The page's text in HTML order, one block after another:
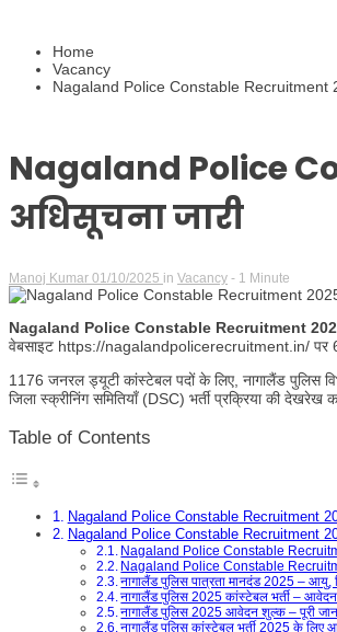
Home
Vacancy
Nagaland Police Constable Recruitment
Nagaland Police
अधिसूचना जारी
Manoj Kumar 01/10/2025 in Vacancy - 1 Minute
Nagaland Police Constable Recruitment
वेबसाइट https://nagalandpolicerecruitment.in/ पर
1176 जनरल ड्यूटी कांस्टेबल पदों के लिए, नागालैंड पुलिस
जिला स्क्रीनिंग समितियाँ (DSC) भर्ती प्रक्रिया की
Table of Contents
Nagaland Police Constable Recruitment
Nagaland Police Constable Recruitment
Nagaland Police Constable
Nagaland Police Constable
नागालैंड पुलिस पात्रता मानदंड 2025 – आयु,
नागालैंड पुलिस 2025 कांस्टेबल भर्ती –
नागालैंड पुलिस 2025 आवेदन शुल्क – पूरी
नागालैंड पुलिस कांस्टेबल भर्ती 2025 के लिए